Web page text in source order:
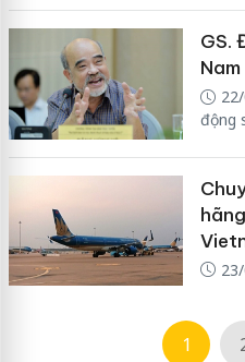
GS.
động
1